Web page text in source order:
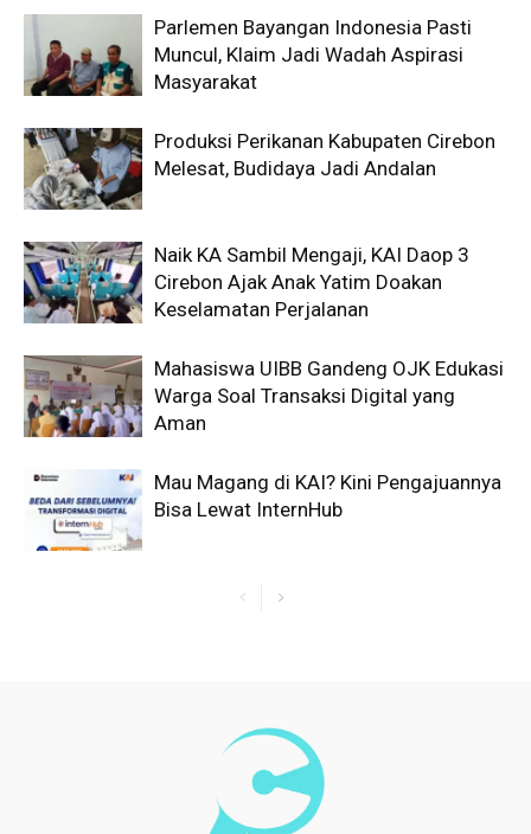
Parlemen Bayangan Indonesia Pasti
Muncul, Klaim Jadi Wadah Aspirasi
Masyarakat
Produksi Perikanan Kabupaten Cirebon
Melesat, Budidaya Jadi Andalan
Naik KA Sambil Mengaji, KAI Daop 3
Cirebon Ajak Anak Yatim Doakan
Keselamatan Perjalanan
Mahasiswa UIBB Gandeng OJK Edukasi
Warga Soal Transaksi Digital yang
Aman
Mau Magang di KAI? Kini Pengajuannya
Bisa Lewat InternHub